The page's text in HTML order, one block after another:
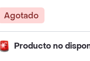
Agotado
Producto no